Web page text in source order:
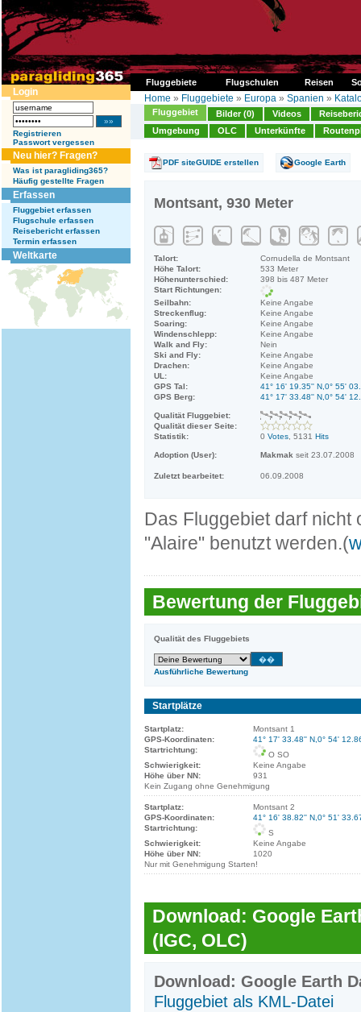
Fluggebiete Flugschulen Reisen
Login
Registrieren
Passwort vergessen
Neu hier? Fragen?
Was ist paragliding365?
Häufig gestellte Fragen
Erfassen
Fluggebiet erfassen
Flugschule erfassen
Reisebericht erfassen
Termin erfassen
Weltkarte
Home » Fluggebiete » Europa » Spanien »
Fluggebiet Bilder (0) Videos
Umgebung
OLC Unterkünfte
PDF siteGUIDE erstellen Google Earth
Montsant, 930 Meter
Talort:
Cornudella de Montsant
Höhe Talort:
533 Meter
Höhenunterschied:
398 bis 487 Meter
Start Richtungen:
Seilbahn:
Keine Angabe
Streckenflug:
Keine Angabe
Soaring:
Keine Angabe
Windenschlepp:
Keine Angabe
Walk and Fly:
Nein
Ski and Fly:
Keine Angabe
Drachen:
Keine Angabe
UL:
Keine Angabe
GPS Tal:
41° 16' 19.35'' N,0° 55'
GPS Berg:
41° 17' 33.48'' N,0° 54'
Qualität Fluggebiet:
Qualität dieser Seite:
Statistik:
0 Votes , 5131 Hits
Adoption (User): Makmak seit 23.07.2008
Zuletzt bearbeitet: 06.09.2008
Das Fluggebiet darf
"Alaire" benutzt werden.(
Bewertung der
Qualität des Fluggebiets
Ausführliche Bewertung
Startplätze
Startplatz:
Montsant 1
GPS-Koordinaten:
41° 17' 33.48'' N,0° 54'
Startrichtung:
O SO
Schwierigkeit:
Keine Angabe
Höhe über NN:
931
Kein Zugang ohne Genehmigung
Startplatz:
Montsant 2
GPS-Koordinaten:
41° 16' 38.82'' N,0° 51'
Startrichtung:
S
Schwierigkeit:
Keine Angabe
Höhe über NN:
1020
Nur mit Genehmigung Starten!
Download: Google
(IGC, OLC)
Download: Google Earth
Fluggebiet als KML-Datei